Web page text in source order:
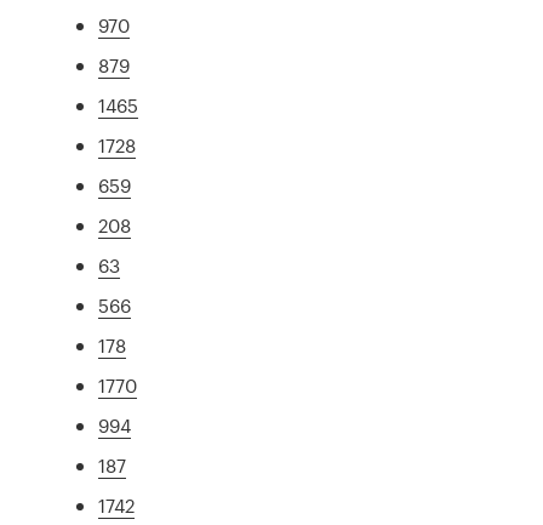
970
879
1465
1728
659
208
63
566
178
1770
994
187
1742